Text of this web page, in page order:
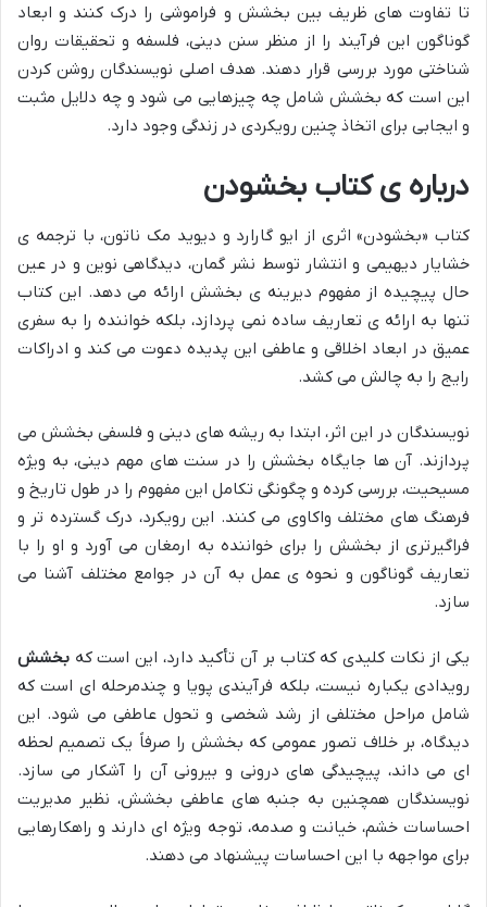
تا تفاوت های ظریف بین بخشش و فراموشی را درک کنند و ابعاد
گوناگون این فرآیند را از منظر سنن دینی، فلسفه و تحقیقات روان
شناختی مورد بررسی قرار دهند. هدف اصلی نویسندگان روشن کردن
این است که بخشش شامل چه چیزهایی می شود و چه دلایل مثبت
و ایجابی برای اتخاذ چنین رویکردی در زندگی وجود دارد.
درباره ی کتاب بخشودن
کتاب «بخشودن» اثری از ایو گارارد و دیوید مک ناتون، با ترجمه ی
خشایار دیهیمی و انتشار توسط نشر گمان، دیدگاهی نوین و در عین
حال پیچیده از مفهوم دیرینه ی بخشش ارائه می دهد. این کتاب
تنها به ارائه ی تعاریف ساده نمی پردازد، بلکه خواننده را به سفری
عمیق در ابعاد اخلاقی و عاطفی این پدیده دعوت می کند و ادراکات
رایج را به چالش می کشد.
نویسندگان در این اثر، ابتدا به ریشه های دینی و فلسفی بخشش می
پردازند. آن ها جایگاه بخشش را در سنت های مهم دینی، به ویژه
مسیحیت، بررسی کرده و چگونگی تکامل این مفهوم را در طول تاریخ و
فرهنگ های مختلف واکاوی می کنند. این رویکرد، درک گسترده تر و
فراگیرتری از بخشش را برای خواننده به ارمغان می آورد و او را با
تعاریف گوناگون و نحوه ی عمل به آن در جوامع مختلف آشنا می
سازد.
یکی از نکات کلیدی که کتاب بر آن تأکید دارد، این است که بخشش
رویدادی یکباره نیست، بلکه فرآیندی پویا و چندمرحله ای است که
شامل مراحل مختلفی از رشد شخصی و تحول عاطفی می شود. این
دیدگاه، بر خلاف تصور عمومی که بخشش را صرفاً یک تصمیم لحظه
ای می داند، پیچیدگی های درونی و بیرونی آن را آشکار می سازد.
نویسندگان همچنین به جنبه های عاطفی بخشش، نظیر مدیریت
احساسات خشم، خیانت و صدمه، توجه ویژه ای دارند و راهکارهایی
برای مواجهه با این احساسات پیشنهاد می دهند.